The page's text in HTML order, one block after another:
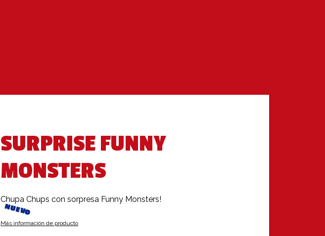
SURPRISE FUNNY
MONSTERS
Chupa Chups con sorpresa Funny Monsters!
Más información de producto
NUEVO